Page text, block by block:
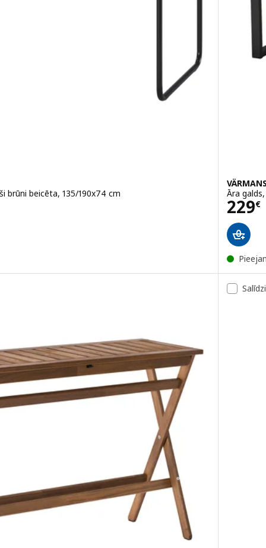
brūni beicēta, 135/190x74 cm
Āra
229€